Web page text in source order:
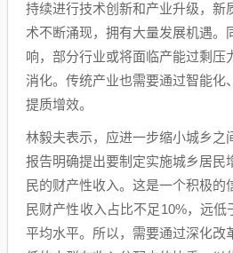
持续进行技术创新和产业升级，新
术不断涌现，拥有大量发展机遇。
响，部分行业或将面临产能过剩压
消化。传统产业也需要通过智能化
提质增效。
林毅夫表示，应进一步缩小城乡之
报告明确提出要制定实施城乡居民
民的财产性收入。这是一个积极的
民财产性收入占比不足10%，远
平均水平。所以，需要通过深化改